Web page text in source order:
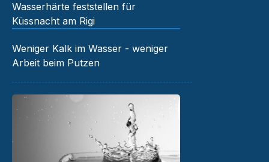
Wasserhärte feststellen für
Küssnacht am Rigi
Weniger Kalk im Wasser - weniger
Arbeit beim Putzen